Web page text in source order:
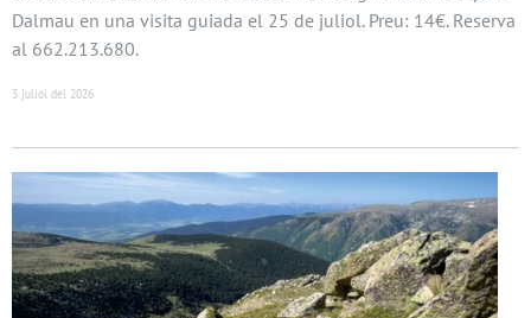
Dalmau en una visita guiada el 25 de juliol. Preu: 14€. Reserva
al 662.213.680.
3 juliol del 2026